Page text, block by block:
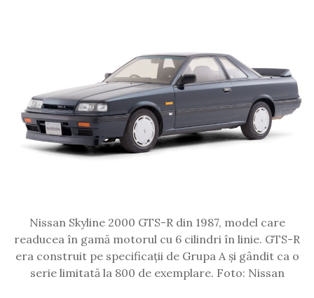
Nissan Skyline 2000 GTS-R din 1987, model care
readucea în gamă motorul cu 6 cilindri în linie. GTS-R
era construit pe specificații de Grupa A și gândit ca o
serie limitată la 800 de exemplare. Foto: Nissan